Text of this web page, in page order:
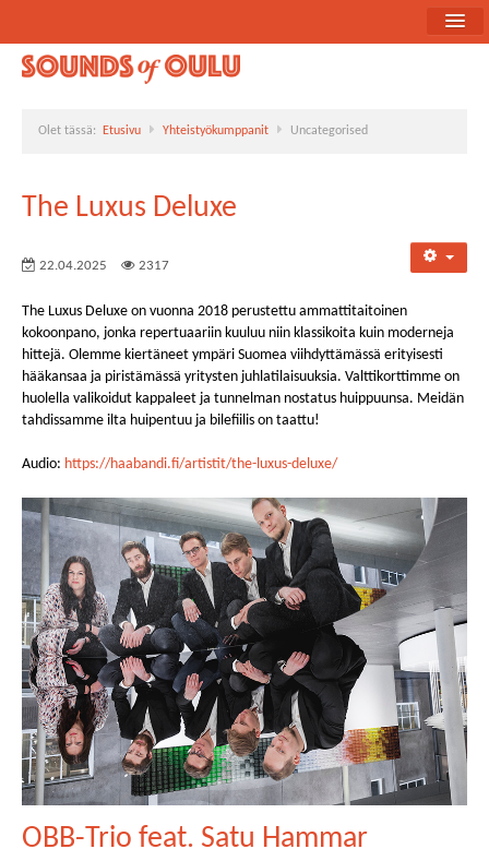
Etusivu
Bändiesittelyt
Olet tässä: Etusivu Yhteistyökumppanit Uncategorised
The Luxus Deluxe
22.04.2025 2317
The Luxus Deluxe on vuonna 2018 perustettu ammattitaitoinen
kokoonpano, jonka repertuaariin kuuluu niin klassikoita kuin moderneja
hittejä. Olemme kiertäneet ympäri Suomea viihdyttämässä erityisesti
hääkansaa ja piristämässä yritysten juhlatilaisuuksia. Valttikorttimme on
huolella valikoidut kappaleet ja tunnelman nostatus huippuunsa. Meidän
tahdissamme ilta huipentuu ja bilefiilis on taattu!
Audio: https://haabandi.fi/artistit/the-luxus-deluxe/
OBB-Trio feat. Satu Hammar